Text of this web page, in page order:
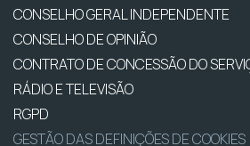
CONSELHO GERAL INDEPENDENTE
CONSELHO DE OPINIÃO
CONTRATO DE CONCESSÃO DO
RÁDIO E TELEVISÃO
RGPD
GESTÃO DAS DEFINIÇÕES DE COOKIES